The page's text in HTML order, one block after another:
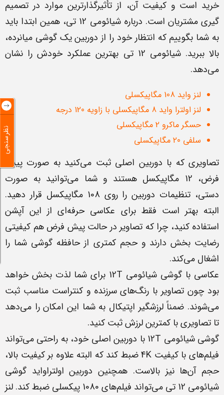
خرید است و کیفیت آن، از تأثیرگذارترین موارد در تصمیم
گیری مشتریان است. درباره شیائومی 12 تی، همین ابتدا باید
به شما بگوییم که انتظار خود را از دوربین یک گوشی میانرده،
بالا ببرید. شیائومی 12 تی بهترین عملکرد خودش را نشان
می‌دهد.
لنز واید 108 مگاپیکسلی
لنز اولترا واید 8 مگاپیکسلی با زاویه 120 درجه
حسگر ماکرو 2 مگاپیکسلی
سلفی 20 مگاپیکسلی
تصاویری که با دوربین اصلی ثبت می‌کنید به صورت پیش
فرض، 12 مگاپیکسل هستند و شما می‌توانید به صورت
دستی، تنظیمات دوربین را روی 108 مگاپیکسل قرار دهید.
البته بهتر است فقط برای عکاسی حرفه‌ای از این آپشن
استفاده کنید، چرا که تصاویر در حالت پیش فرض هم کیفیتی
رضایت بخش دارند و حجم کمتری از حافظه گوشی شما را
اشغال می‌کند.
عکاسی با گوشی شیائومی 12T برای شما لذت بخش خواهد
بود چون تصاویر با رنگ‌های سرزنده و کنتراست مناسب ثبت
می‌شوند. ضمناً لرزشگیر اپتیکال به شما این امکان را می‌دهد
تا تصاویری با کمترین لرزش ثبت کنید.
گوشی شیائومی 12T با دوربین اصلی خود، به راحتی می‌تواند
فیلم‌های با کیفیت 4K ضبط کند که البته علاوه بر کیفیت بالا،
حجم آن‌ها نیز بالاست. همچنین دوربین اولتراواید گوشی
شیائومی 12 تی می‌تواند فیلم‌های 1080 پیکسلی ضبط کند. لنز
نظرسنجی